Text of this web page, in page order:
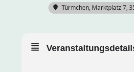
Türmchen, Marktplatz 7,